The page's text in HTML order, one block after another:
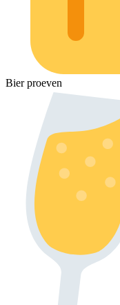
Bier proeven